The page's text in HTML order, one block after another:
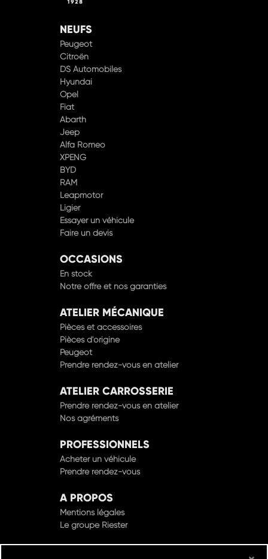
NEUFS
Peugeot
Citroën
DS Automobiles
Hyundai
Opel
Fiat
Abarth
Jeep
Alfa Romeo
XPENG
BYD
RAM
Leapmotor
Ligier
Essayer un véhicule
Faire un devis
OCCASIONS
En stock
Notre offre et nos garanties
ATELIER MÉCANIQUE
Pièces et accessoires
Pièces d'origine
Peugeot
Prendre rendez-vous en atelier
ATELIER CARROSSERIE
Prendre rendez-vous en atelier
Nos agréments
PROFESSIONNELS
Acheter un véhicule
Prendre rendez-vous
A PROPOS
Mentions légales
Le groupe Riester